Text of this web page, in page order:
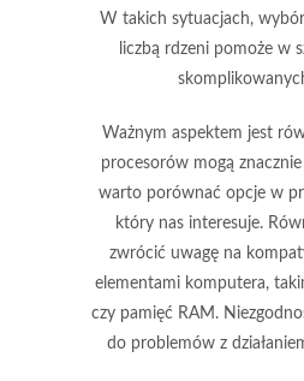
W takich sytuacjach,
liczbą rdzeni pomoże w
Ważnym aspektem jest
procesorów mogą
warto porównać opcje w
który nas interesuje.
zwrócić uwagę na
elementami komputera,
czy pamięć RAM.
do problemów z